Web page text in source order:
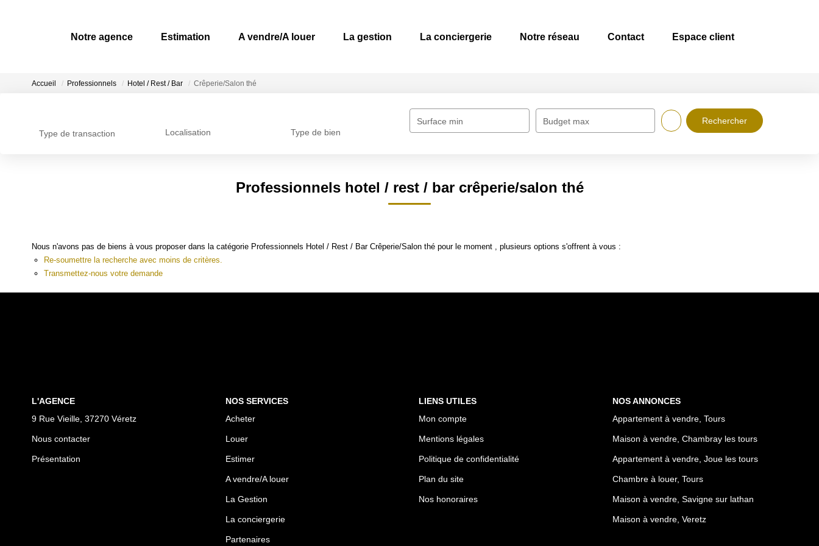
Notre agence Estimation A vendre/A louer La gestion La conciergerie Notre réseau Contact Espace client
Accueil Professionnels Hotel / Rest / Bar Crêperie/Salon thé
Type de transaction Localisation Type de bien
Surface min Budget max
Professionnels hotel / rest / bar crêperie/salon thé
Nous n'avons pas de biens à vous proposer dans la catégorie Professionnels Hotel / Rest / Bar Crêperie/Salon thé pour le moment , plusieurs options s'offrent à vous :
Re-soumettre la recherche avec moins de critères.
Transmettez-nous votre demande
L'AGENCE
9 Rue Vieille, 37270 Véretz
Nous contacter
Présentation
NOS SERVICES
Acheter
Louer
Estimer
A vendre/A louer
La Gestion
La conciergerie
Partenaires
LIENS UTILES
Mon compte
Mentions légales
Politique de confidentialité
Plan du site
Nos honoraires
NOS ANNONCES
Appartement à vendre, Tours
Maison à vendre, Chambray les tours
Appartement à vendre, Joue les tours
Chambre à louer, Tours
Maison à vendre, Savigne sur lathan
Maison à vendre, Veretz